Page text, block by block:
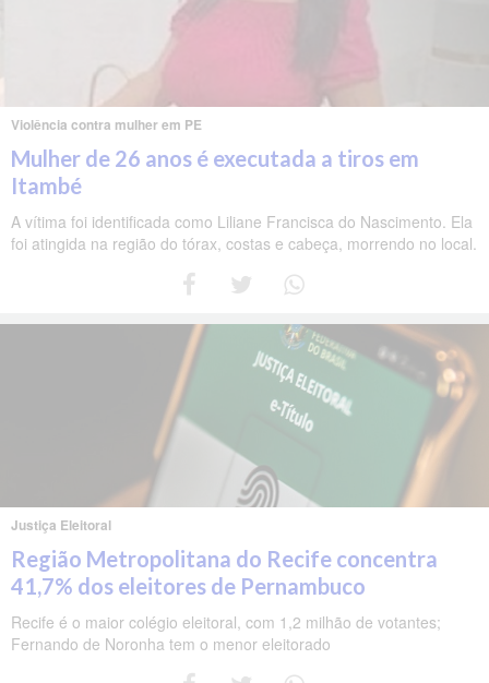
Violência contra mulher em PE
Mulher de 26 anos é executada a tiros em
Itambé
A vítima foi identificada como Liliane Francisca do Nascimento. Ela
foi atingida na região do tórax, costas e cabeça, morrendo no local.
Justiça Eleitoral
Região Metropolitana do Recife concentra
41,7% dos eleitores de Pernambuco
Recife é o maior colégio eleitoral, com 1,2 milhão de votantes;
Fernando de Noronha tem o menor eleitorado